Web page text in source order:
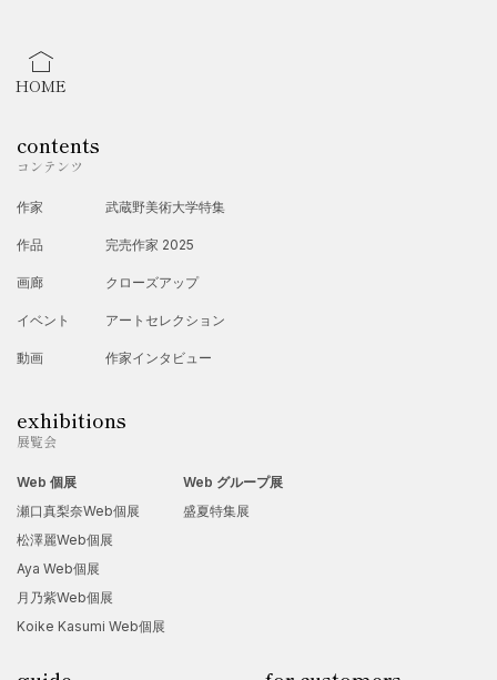
・東京都市部にある美大卒。
1999年
1999年～2005年
・武蔵野市市民ホール 学生、OB展
【アートフリマ】
・八王子アートムーチョ、府中アートマート
・ワールドビジネスサテライト出演
HOME
contents
コンテンツ
作家
作品
画廊
イベント
動画
武蔵野美術大学特集
完売作家 2025
クローズアップ
アートセレクション
作家インタビュー
exhibitions
展覧会
Web 個展
瀬口真梨奈Web個展
松澤麗Web個展
Aya Web個展
月乃紫Web個展
Koike Kasumi Web個展
Web グループ展
盛夏特集展